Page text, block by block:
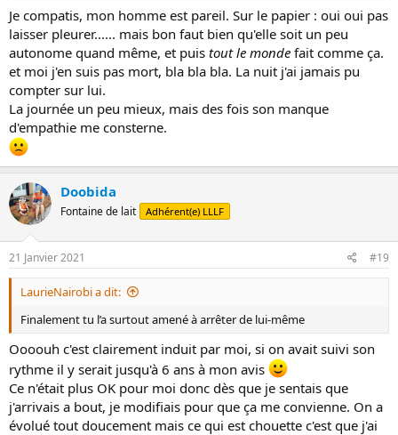
Je compatis, mon homme est pareil. Sur le papier : oui oui pas
laisser pleurer...... mais bon faut bien qu'elle soit un peu
autonome quand même, et puis tout le monde fait comme ça.
et moi j'en suis pas mort, bla bla bla. La nuit j'ai jamais pu
compter sur lui.
La journée un peu mieux, mais des fois son manque
d'empathie me consterne.
Doobida
Fontaine de lait Adhérent(e) LLLF
21 Janvier 2021 #19
LaurieNairobi a dit:
Finalement tu l’a surtout amené à arrêter de lui-même
Oooouh c'est clairement induit par moi, si on avait suivi son
rythme il y serait jusqu'à 6 ans à mon avis
Ce n'était plus OK pour moi donc dès que je sentais que
j'arrivais a bout, je modifiais pour que ça me convienne. On a
évolué tout doucement mais ce qui est chouette c'est que j'ai